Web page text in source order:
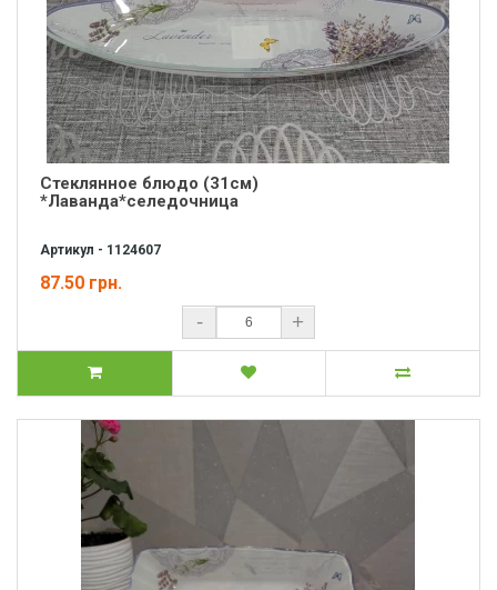
Стеклянное блюдо (31см)
*Лаванда*селедочница
Артикул - 1124607
87.50 грн.
- +